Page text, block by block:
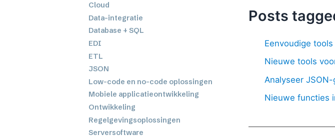
Cloud
Data-integratie
Database + SQL
EDI
ETL
JSON
Low-code en no-code oplossingen
Mobiele applicatieontwikkeling
Ontwikkeling
Regelgevingsoplossingen
Serversoftware
Posts
Eenvoudige
Nieuwe tools
Analyseer
Nieuwe functies